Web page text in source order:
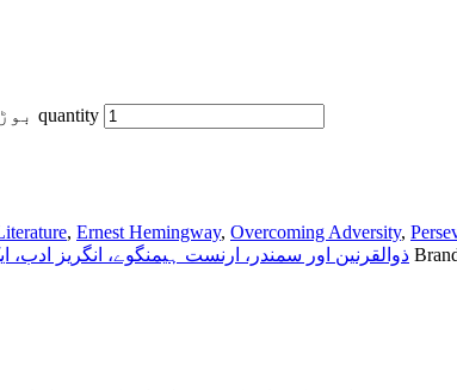
The Old Man and the Sea- Ernest Hemingway-بوڑھا اور سمندر۔ارنسٹ ہیمنگوے quantity
, Ernest Hemingway, Overcoming Adversity,
ذوالقرنین اور سمندر، ارنست ہیمنگوے، انگریز